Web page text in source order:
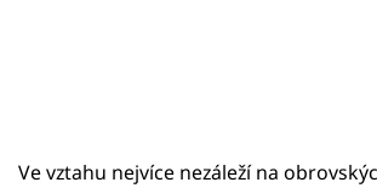
Ve vztahu nejvíce nezáleží na